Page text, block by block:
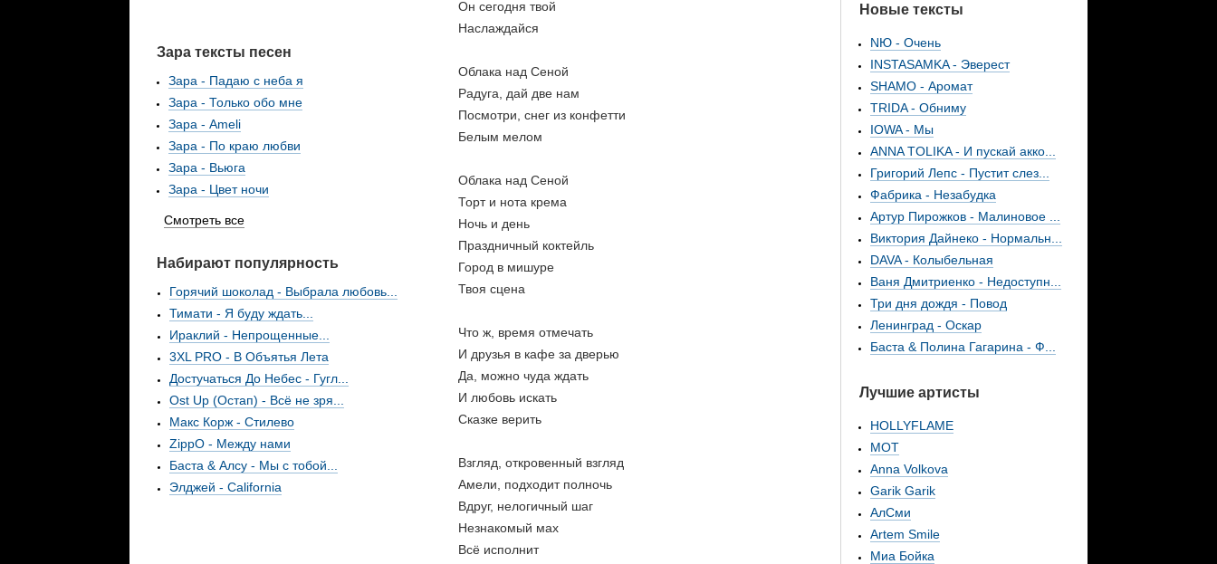
Он сегодня твой
Наслаждайся
Облака над Сеной
Радуга, дай две нам
Посмотри, снег из конфетти
Белым мелом
Облака над Сеной
Торт и нота крема
Ночь и день
Праздничный коктейль
Город в мишуре
Твоя сцена
Что ж, время отмечать
И друзья в кафе за дверью
Да, можно чуда ждать
И любовь искать
Сказке верить
Взгляд, откровенный взгляд
Амели, подходит полночь
Вдруг, нелогичный шаг
Незнакомый мах
Всё исполнит
Зара тексты песен
Зара - Падаю с неба я
Зара - Только обо мне
Зара - Ameli
Зара - По краю любви
Зара - Вьюга
Зара - Цвет ночи
Смотреть все
Набирают популярность
Горячий шоколад - Выбрала любовь...
Тимати - Я буду ждать...
Ираклий - Непрощенные...
3XL PRO - В Объятья Лета
Достучаться До Небес - Гугл...
Ost Up (Остап) - Всё не зря...
Макс Корж - Стилево
ZippO - Между нами
Баста & Алсу - Мы с тобой...
Элджей - California
Новые тексты
NЮ - Очень
INSTASAMKA - Эверест
SHAMO - Аромат
TRIDA - Обниму
IOWA - Мы
ANNA TOLIKA - И пускай акко...
Григорий Лепс - Пустит слез...
Фабрика - Незабудка
Артур Пирожков - Малиновое ...
Виктория Дайнеко - Нормальн...
DAVA - Колыбельная
Ваня Дмитриенко - Недоступн...
Три дня дождя - Повод
Ленинград - Оскар
Баста & Полина Гагарина - Ф...
Лучшие артисты
HOLLYFLAME
МОТ
Anna Volkova
Garik Garik
АлСми
Artem Smile
Миа Бойка